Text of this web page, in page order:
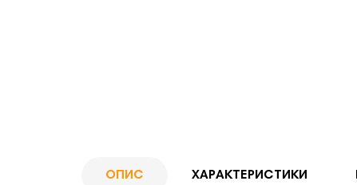
ОПИС ХАРАКТЕРИСТИКИ